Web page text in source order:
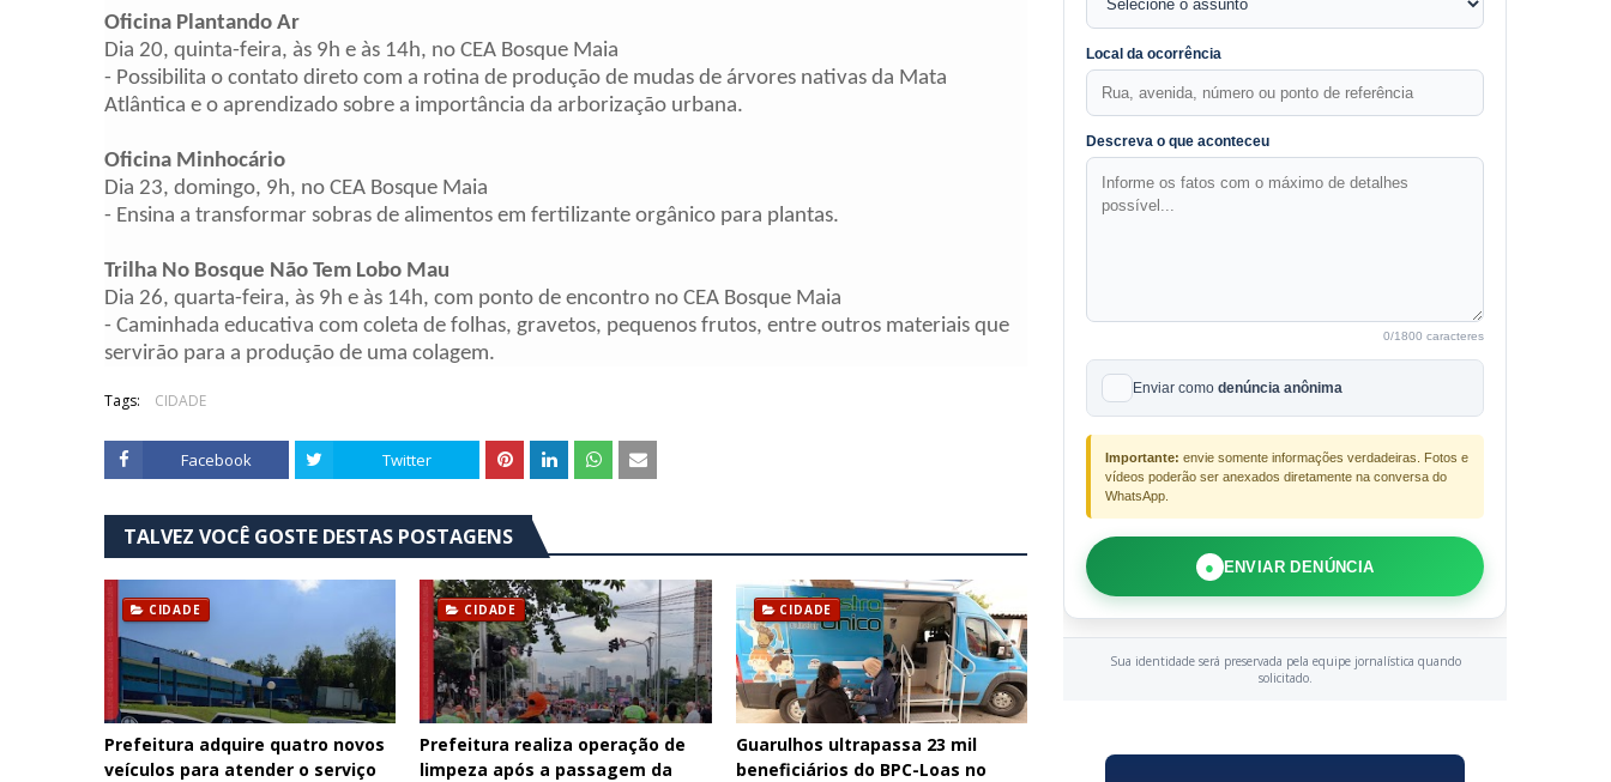
Oficina Plantando Ar
Dia 20, quinta-feira, às 9h e às 14h, no CEA Bosque Maia
- Possibilita o contato direto com a rotina de produção de mudas de árvores nativas da Mata
Atlântica e o aprendizado sobre a importância da arborização urbana.
Oficina Minhocário
Dia 23, domingo, 9h, no CEA Bosque Maia
- Ensina a transformar sobras de alimentos em fertilizante orgânico para plantas.
Trilha No Bosque Não Tem Lobo Mau
Dia 26, quarta-feira, às 9h e às 14h, com ponto de encontro no CEA Bosque Maia
- Caminhada educativa com coleta de folhas, gravetos, pequenos frutos, entre outros materiais que
servirão para a produção de uma colagem.
Tags: CIDADE
Facebook Twitter
TALVEZ VOCÊ GOSTE DESTAS POSTAGENS
CIDADE
Prefeitura adquire quatro novos
veículos para atender o serviço
CIDADE
Prefeitura realiza operação de
limpeza após a passagem da
CIDADE
Guarulhos ultrapassa 23 mil
beneficiários do BPC-Loas no
Local da ocorrência
Descreva o que aconteceu
0/1800 caracteres
Enviar como denúncia anônima
Importante: envie somente informações verdadeiras. Fotos e
vídeos poderão ser anexados diretamente na conversa do
WhatsApp.
● ENVIAR DENÚNCIA
Sua identidade será preservada pela equipe jornalística quando
solicitado.